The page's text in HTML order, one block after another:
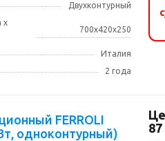
Двухконтурный
х
700х420х250
Италия
2 года
FERROLI
одноконтурный)
87